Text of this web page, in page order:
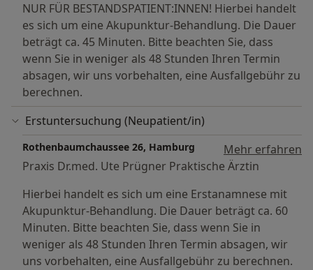
NUR FÜR BESTANDSPATIENT:INNEN! Hierbei handelt
es sich um eine Akupunktur-Behandlung. Die Dauer
beträgt ca. 45 Minuten. Bitte beachten Sie, dass
wenn Sie in weniger als 48 Stunden Ihren Termin
absagen, wir uns vorbehalten, eine Ausfallgebühr zu
berechnen.
Erstuntersuchung (Neupatient/in)
Rothenbaumchaussee 26, Hamburg
Mehr erfahren
Praxis Dr.med. Ute Prügner Praktische Ärztin
Hierbei handelt es sich um eine Erstanamnese mit
Akupunktur-Behandlung. Die Dauer beträgt ca. 60
Minuten. Bitte beachten Sie, dass wenn Sie in
weniger als 48 Stunden Ihren Termin absagen, wir
uns vorbehalten, eine Ausfallgebühr zu berechnen.